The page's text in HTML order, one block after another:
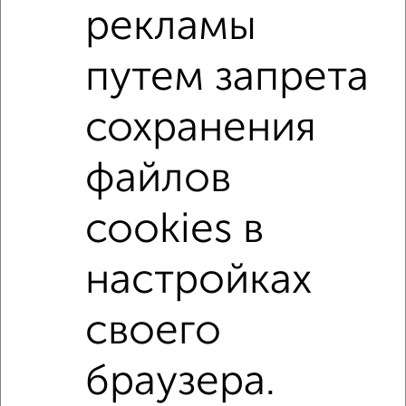
Советский район микрорайон Родины
на улице ЖК Наследие не первый этаж
с центральным отоплением Вторичное жилье
в панельном доме с раздельным санузлом
площадью до 40 м²
Квартиры студии
От застройщика Без посредников
В новостройке
В строящемся доме
Контакты Политика конфиденциальности
рекламы
путем запрета
сохранения
файлов
cookies в
настройках
своего
браузера.